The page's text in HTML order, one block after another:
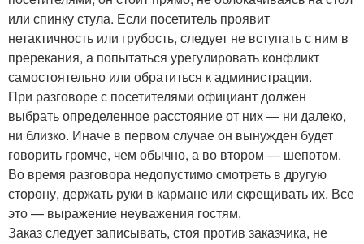
или спинку стула. Если посетитель проявит
нетактичность или грубость, следует не вступать с ним в
пререкания, а попытаться урегулировать конфликт
самостоятельно или обратиться к администрации.
При разговоре с посетителями официант должен
выбрать определенное расстояние от них — ни далеко,
ни близко. Иначе в первом случае он вынужден будет
говорить громче, чем обычно, а во втором — шепотом.
Во время разговора недопустимо смотреть в другую
сторону, держать руки в кармане или скрещивать их. Все
это — выражение неуважения гостям.
Заказ следует записывать, стоя против заказчика, не